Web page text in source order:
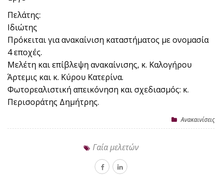
Πελάτης:
Ιδιώτης
Πρόκειται για ανακαίνιση καταστήματος με ονομασία
4 εποχές.
Μελέτη και επίβλεψη ανακαίνισης, κ. Καλογήρου
Άρτεμις και κ. Κύρου Κατερίνα.
Φωτορεαλιστική απεικόνηση και σχεδιασμός: κ.
Περισοράτης Δημήτρης.
Ανακαινίσεις
Γαία μελετών